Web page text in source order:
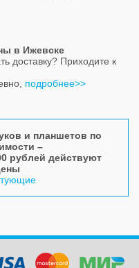
в Ижевске
доставку? Приходите к
подробнее>>
и планшетов по
–
рублей действуют